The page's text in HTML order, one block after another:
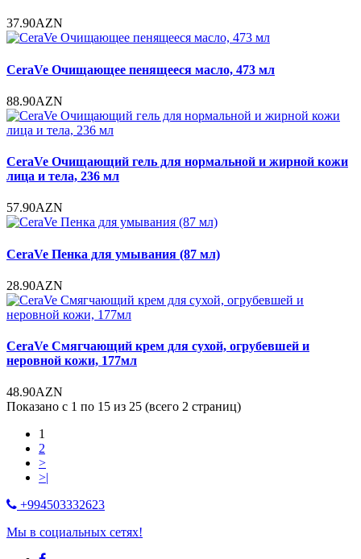
37.90AZN
CeraVe Очищающее пенящееся масло, 473 мл
88.90AZN
CeraVe Очищающий гель для нормальной и жирной кожи
лица и тела, 236 мл
57.90AZN
CeraVe Пенка для умывания (87 мл)
28.90AZN
CeraVe Смягчающий крем для сухой, огрубевшей и
неровной кожи, 177мл
48.90AZN
Показано с 1 по 15 из 25 (всего 2 страниц)
1
2
>
>|
+994503332623
Мы в социальных сетях!